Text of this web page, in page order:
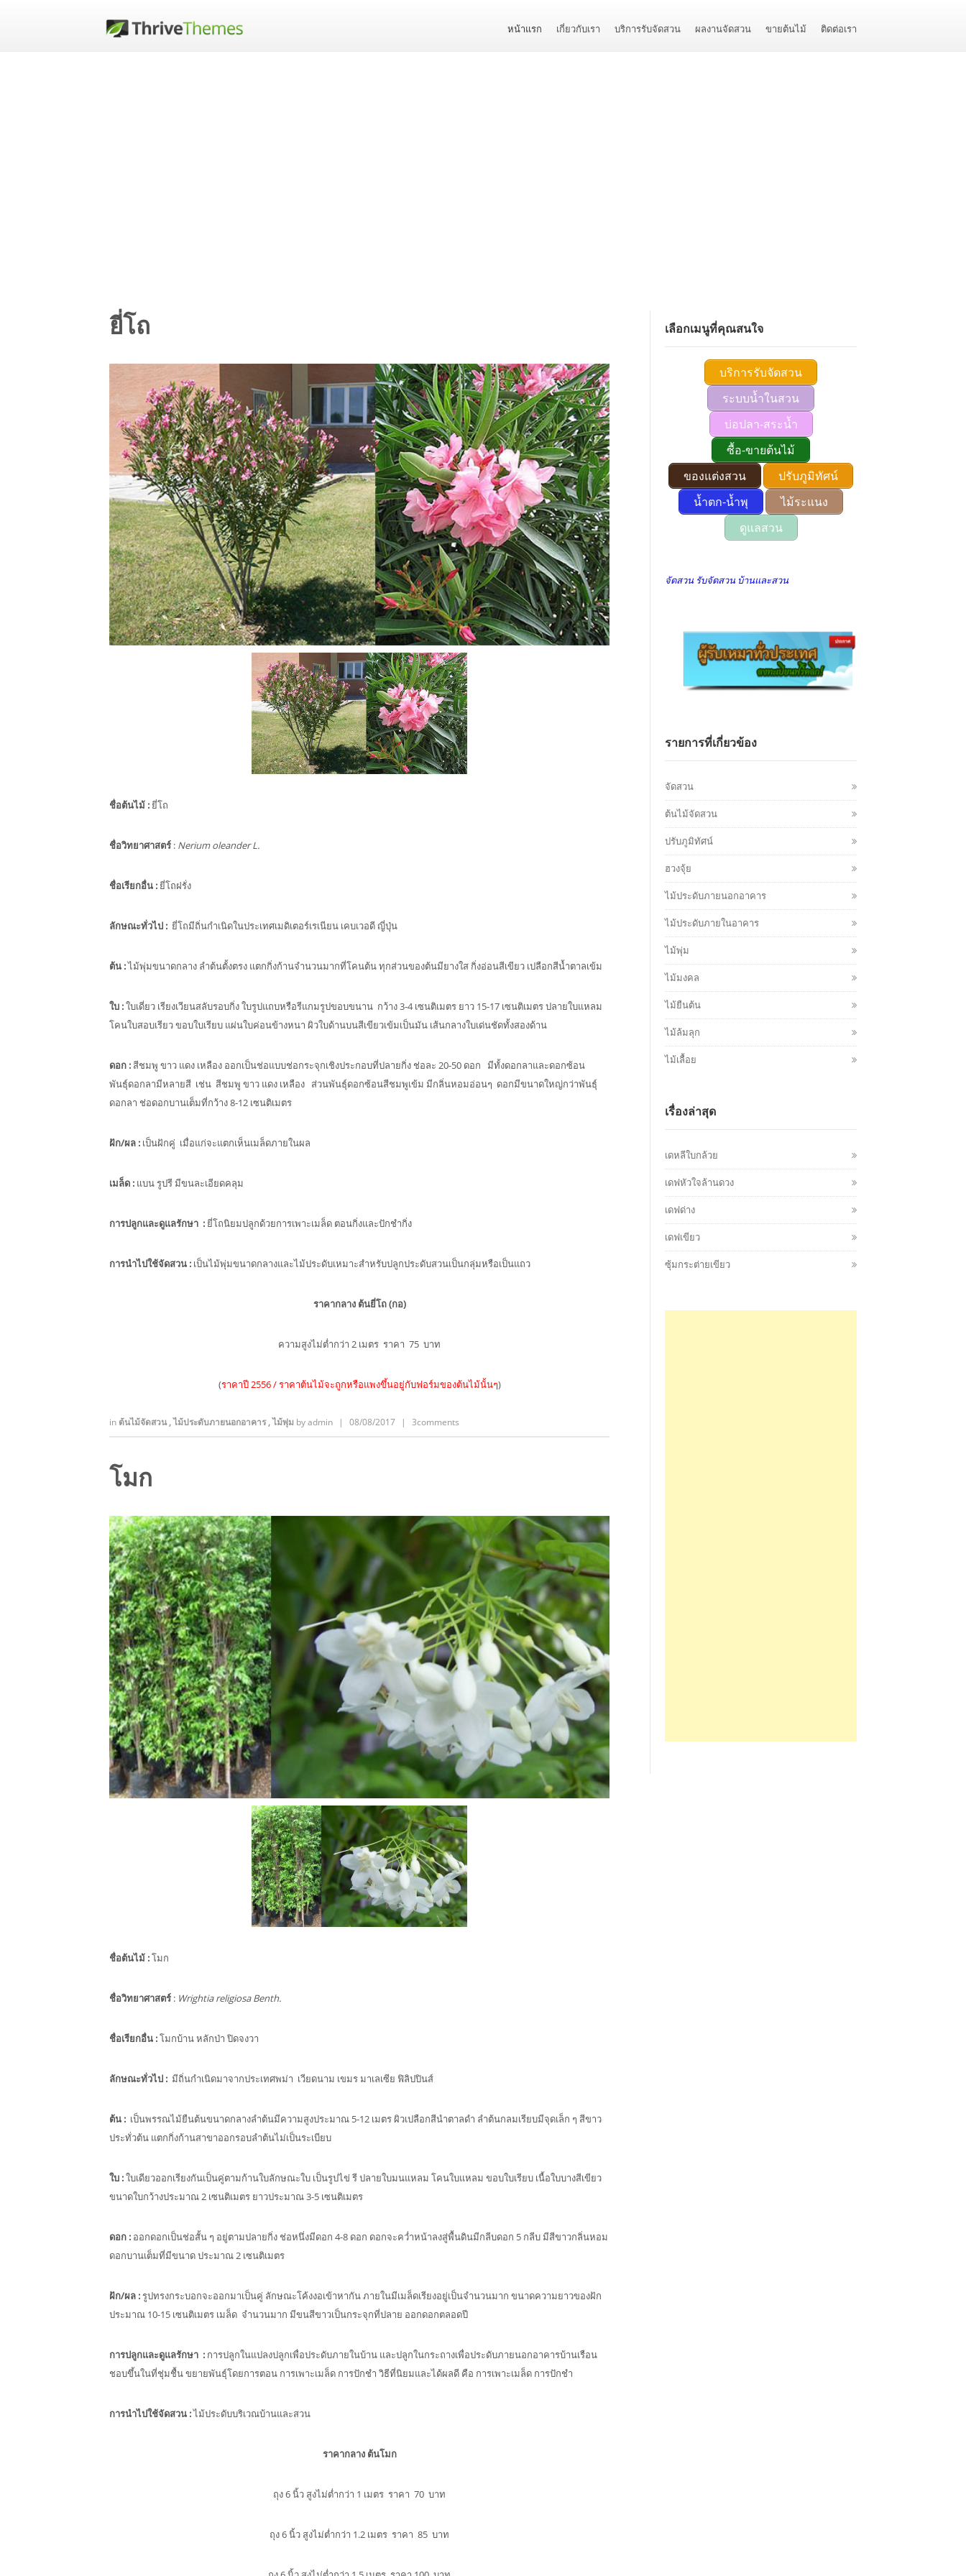
หน้าแรก เกี่ยวกับเรา บริการรับจัดสวน ผลงานจัดสวน ขายต้นไม้ ติดต่อเรา
ยี่โถ
ชื่อต้นไม้ : ยี่โถ
ชื่อวิทยาศาสตร์ : Nerium oleander L.
ชื่อเรียกอื่น : ยี่โถฝรั่ง
ลักษณะทั่วไป : ยี่โถมีถิ่นกำเนิดในประเทศเมดิเตอร์เรเนียน เคบเวอดี ญี่ปุ่น
ต้น :ไม้พุ่มขนาดกลาง ลำต้นตั้งตรง แตกกิ่งก้านจำนวนมากที่โคนต้น ทุกส่วนของต้นมียางใส กิ่งอ่อนสีเขียว เปลือกสีน้ำตาลเข้ม
ใบ :ใบเดี่ยว เรียงเวียนสลับรอบกิ่ง ใบรูปแถบหรือรีแกมรูปขอบขนาน กว้าง 3-4 เซนติเมตร ยาว 15-17 เซนติเมตร ปลายใบแหลม
โคนใบสอบเรียว ขอบใบเรียบ แผ่นใบค่อนข้างหนา ผิวใบด้านบนสีเขียวเข้มเป็นมัน เส้นกลางใบเด่นชัดทั้งสองด้าน
ดอก : สีชมพู ขาว แดง เหลือง ออกเป็นช่อแบบช่อกระจุกเชิงประกอบที่ปลายกิ่ง ช่อละ 20-50 ดอก มีทั้งดอกลาและดอกซ้อน
พันธุ์ดอกลามีหลายสี เช่น สีชมพู ขาว แดง เหลือง ส่วนพันธุ์ดอกซ้อนสีชมพูเข้ม มีกลิ่นหอมอ่อนๆ ดอกมีขนาดใหญ่กว่าพันธุ์
ดอกลา ช่อดอกบานเต็มที่กว้าง 8-12 เซนติเมตร
ฝัก/ผล : เป็นฝักคู่ เมื่อแก่จะแตกเห็นเมล็ดภายในผล
เมล็ด : แบน รูปรี มีขนละเอียดคลุม
การปลูกและดูแลรักษา : ยี่โถนิยมปลูกด้วยการเพาะเมล็ด ตอนกิ่งและปักชำกิ่ง
การนำไปใช้จัดสวน : เป็นไม้พุ่มขนาดกลางและไม้ประดับเหมาะสำหรับปลูกประดับสวนเป็นกลุ่มหรือเป็นแถว
ราคากลาง ต้นยี่โถ (กอ)
ความสูงไม่ต่ำกว่า 2 เมตร ราคา 75 บาท
(ราคาปี 2556 / ราคาต้นไม้จะถูกหรือแพงขึ้นอยู่กับฟอร์มของต้นไม้นั้นๆ)
in ต้นไม้จัดสวน,ไม้ประดับภายนอกอาคาร,ไม้พุ่ม byadmin | 08/08/2017 | 3comments
โมก
ชื่อต้นไม้ :โมก
ชื่อวิทยาศาสตร์ : Wrightia religiosa Benth.
ชื่อเรียกอื่น :โมกบ้าน หลักป่า ปิดจงวา
ลักษณะทั่วไป : มีถิ่นกำเนิดมาจากประเทศพม่า เวียดนาม เขมร มาเลเซีย ฟิลิปปินส์
ต้น : เป็นพรรณไม้ยืนต้นขนาดกลางลำต้นมีความสูงประมาณ 5-12 เมตร ผิวเปลือกสีนำตาลดำ ลำต้นกลมเรียบมีจุดเล็ก ๆ สีขาว
ประทั่วต้น แตกกิ่งก้านสาขาออกรอบลำต้นไม่เป็นระเบียบ
ใบ :ใบเดียวออกเรียงกันเป็นคู่ตามก้านใบลักษณะใบ เป็นรูปไข่ รี ปลายใบมนแหลม โคนใบแหลม ขอบใบเรียบ เนื้อใบบางสีเขียว
ขนาดใบกว้างประมาณ 2 เซนติเมตร ยาวประมาณ 3-5 เซนติเมตร
ดอก : ออกดอกเป็นช่อสั้น ๆ อยู่ตามปลายกิ่ง ช่อหนึ่งมีดอก 4-8 ดอก ดอกจะคว่ำหน้าลงสู่พื้นดินมีกลีบดอก 5 กลีบ มีสีขาวกลิ่นหอม
ดอกบานเต็มที่มีขนาด ประมาณ 2 เซนติเมตร
ฝัก/ผล :รูปทรงกระบอกจะออกมาเป็นคู่ ลักษณะโค้งงอเข้าหากัน ภายในมีเมล็ดเรียงอยู่เป็นจำนวนมาก ขนาดความยาวของฝัก
ประมาณ 10-15 เซนติเมตร เมล็ด จำนวนมาก มีขนสีขาวเป็นกระจุกที่ปลาย ออกดอกตลอดปี
การปลูกและดูแลรักษา : การปลูกในแปลงปลูกเพื่อประดับภายในบ้าน และปลูกในกระถางเพื่อประดับภายนอกอาคารบ้านเรือน
ชอบขึ้นในที่ชุ่มชื้น ขยายพันธุ์โดยการตอน การเพาะเมล็ด การปักชำ วิธีที่นิยมและได้ผลดี คือ การเพาะเมล็ด การปักชำ
การนำไปใช้จัดสวน :ไม้ประดับบริเวณบ้านและสวน
ราคากลาง ต้นโมก
ถุง 6 นิ้ว สูงไม่ต่ำกว่า 1 เมตร ราคา 70 บาท
ถุง 6 นิ้ว สูงไม่ต่ำกว่า 1.2 เมตร ราคา 85 บาท
เลือกเมนูที่คุณสนใจ
บริการรับจัดสวน
ระบบน้ำในสวน
บ่อปลา-สระน้ำ
ซื้อ-ขายต้นไม้
ของแต่งสวน
ปรับภูมิทัศน์
น้ำตก-น้ำพุ
ไม้ระแนง
ดูแลสวน
จัดสวน รับจัดสวน บ้านและสวน
รายการที่เกี่ยวข้อง
จัดสวน
ต้นไม้จัดสวน
ปรับภูมิทัศน์
ฮวงจุ้ย
ไม้ประดับภายนอกอาคาร
ไม้ประดับภายในอาคาร
ไม้พุ่ม
ไม้มงคล
ไม้ยืนต้น
ไม้ล้มลุก
ไม้เลื้อย
เรื่องล่าสุด
เดหลีใบกล้วย
เดฟหัวใจล้านดวง
เดฟด่าง
เดฟเขียว
ซุ้มกระต่ายเขียว